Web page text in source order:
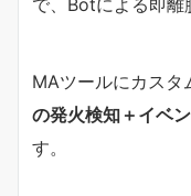
で、Botによる即離
MAツールにカスタ
の発火検知＋イベ
す。